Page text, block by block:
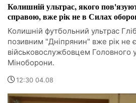
Колишній ультрас, якого
справою, вже рік не в Силах
Колишній футбольний ультрас
позивним "Дніпрянин" вже рік не є
військовослужбовцем Головного
Міноборони.
12:30 04.08